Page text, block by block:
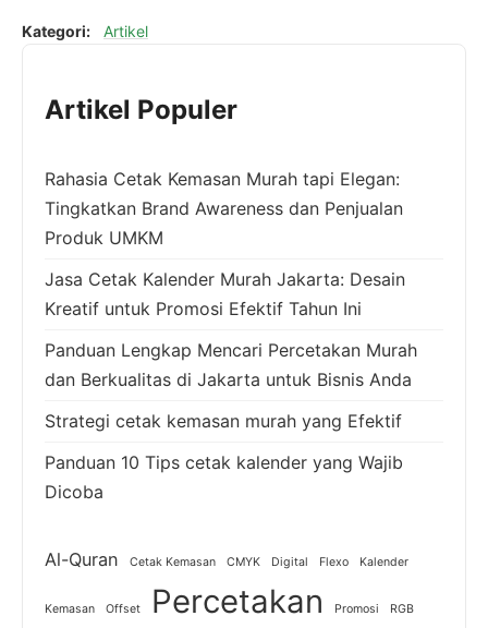
Kategori: Artikel
Artikel Populer
Rahasia Cetak Kemasan Murah tapi Elegan:
Tingkatkan Brand Awareness dan Penjualan
Produk UMKM
Jasa Cetak Kalender Murah Jakarta: Desain
Kreatif untuk Promosi Efektif Tahun Ini
Panduan Lengkap Mencari Percetakan Murah
dan Berkualitas di Jakarta untuk Bisnis Anda
Strategi cetak kemasan murah yang Efektif
Panduan 10 Tips cetak kalender yang Wajib
Dicoba
Al-Quran Cetak Kemasan CMYK Digital Flexo Kalender
Kemasan Offset Percetakan Promosi RGB